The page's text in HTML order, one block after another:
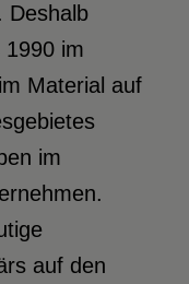
Deshalb
1990 im
Material auf
im
auf den